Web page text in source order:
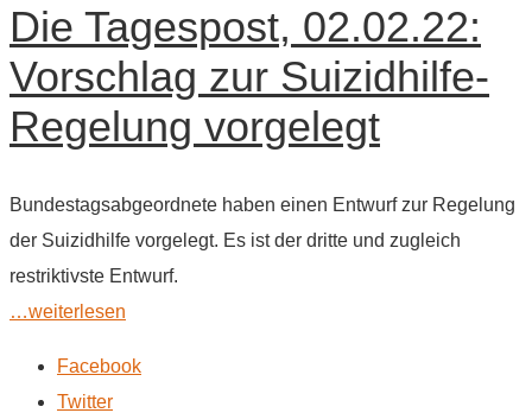
Die Tagespost, 02.02.22:
Vorschlag zur Suizidhilfe-
Regelung vorgelegt
Bundestagsabgeordnete haben einen Entwurf zur Regelung
der Suizidhilfe vorgelegt. Es ist der dritte und zugleich
restriktivste Entwurf.
…weiterlesen
Facebook
Twitter